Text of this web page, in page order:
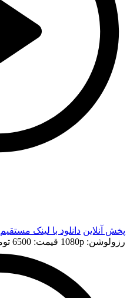
پخش آنلاین دانلود با لينک مستقيم
رزولوشن: 1080p
قيمت: 6500 تومان